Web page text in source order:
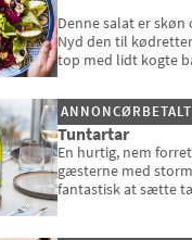
Denne salat er skøn
Nyd den til
top med lidt kogte
selvstændigt måltid.
Louisa Lorangs
Tuntartar
En hurtig, nem
gæsterne med
fantastisk at sætte